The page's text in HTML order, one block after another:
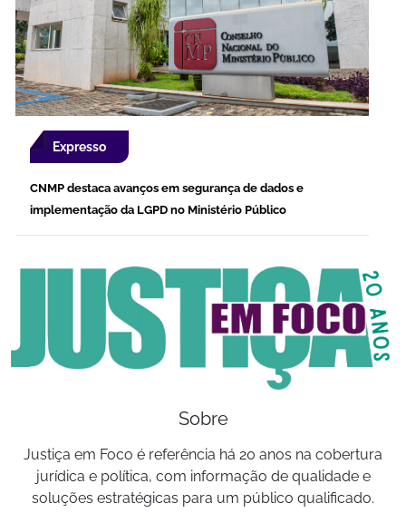
Expresso
CNMP destaca avanços em segurança de dados e
implementação da LGPD no Ministério Público
Sobre
Justiça em Foco é referência há 20 anos na cobertura
jurídica e política, com informação de qualidade e
soluções estratégicas para um público qualificado.